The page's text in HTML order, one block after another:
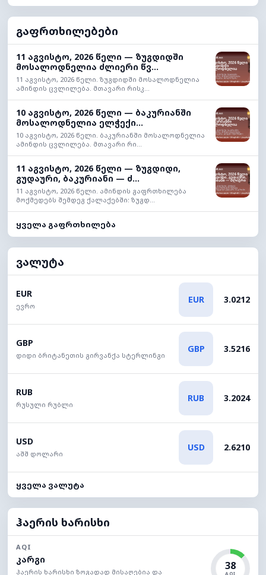
გაფრთხილებები
11 აგვისტო, 2026 წელი — ზუგდიდში
მოსალოდნელია ძლიერი წვ...
11 აგვისტო, 2026 წელი. ზუგდიდში მოსალოდნელია
ამინდის ცვლილება. მთავარი რისკ...
10 აგვისტო, 2026 წელი — ბაკურიანში
მოსალოდნელია ელჭექი...
10 აგვისტო, 2026 წელი. ბაკურიანში მოსალოდნელია
ამინდის ცვლილება. მთავარი რი...
11 აგვისტო, 2026 წელი — ზუგდიდი,
გუდაური, ბაკურიანი — ძ...
11 აგვისტო, 2026 წელი. ამინდის გაფრთხილება
მოქმედებს შემდეგ ქალაქებში: ზუგდ...
ყველა გაფრთხილება
ვალუტა
EUR
ევრო
EUR 3.0212
GBP
დიდი ბრიტანეთის გირვანქა სტერლინგი
GBP 3.5216
RUB
რუსული რუბლი
RUB 3.2024
USD
აშშ დოლარი
USD 2.6210
ყველა ვალუტა
ჰაერის ხარისხი
AQI
კარგი
ჰაერის ხარისხი ზოგადად მისაღებია და
38
AQI